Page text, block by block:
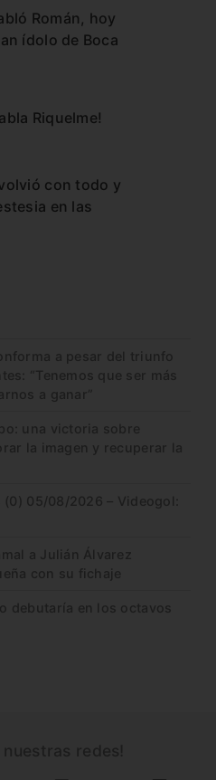
Román, hoy
ídolo de Boca
Riquelme!
con todo y
en las
a pesar del triunfo
“Tenemos que ser más
a ganar”
una victoria sobre
la imagen y recuperar la
(0) 05/08/2026 – Videogol:
a Julián Álvarez
con su fichaje
debutaría en los octavos